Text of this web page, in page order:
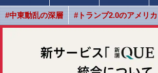
#中東動乱の深層 #トランプ2.0のアメリカ